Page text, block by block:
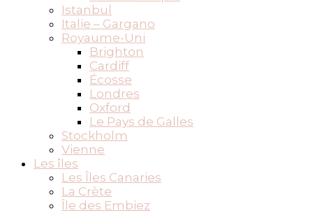
Istanbul
Italie – Gargano
Royaume-Uni
Brighton
Cardiff
Écosse
Londres
Oxford
Le Pays de Galles
Stockholm
Vienne
Les îles
Les Îles Canaries
La Crète
Île des Embiez